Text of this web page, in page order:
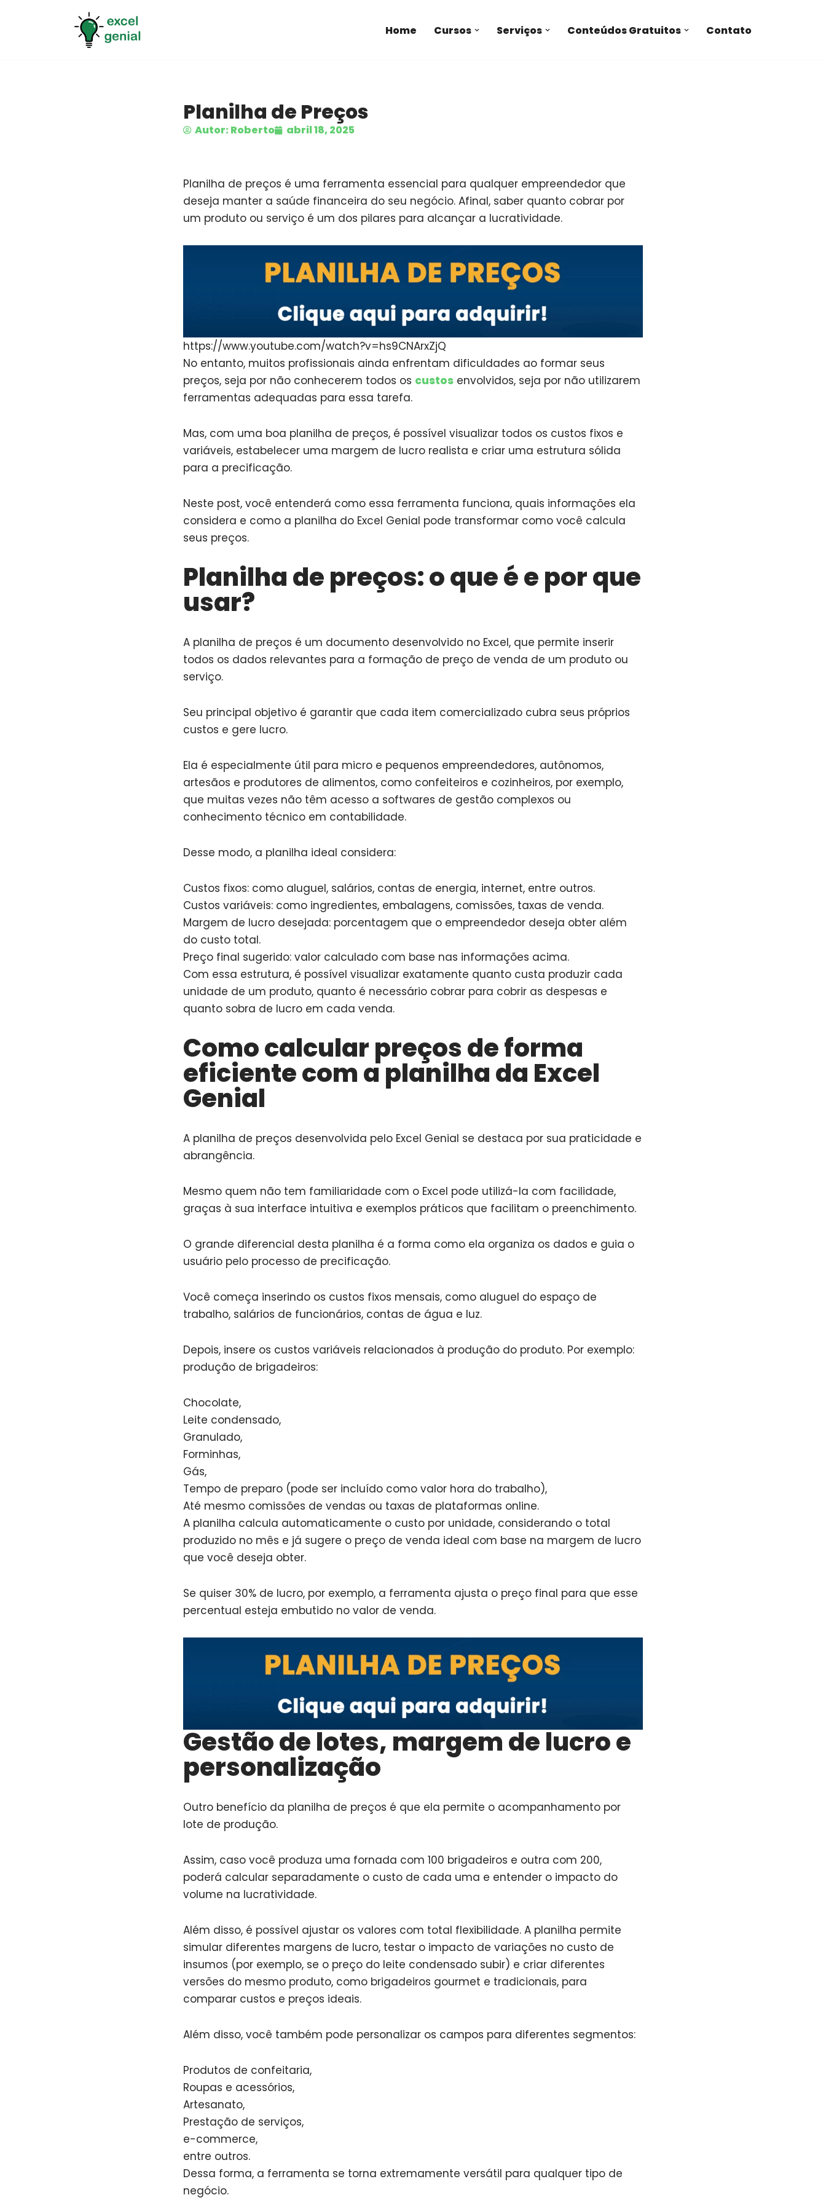
Home Cursos Serviços Conteúdos Gratuitos Contato
Planilha de Preços
Autor: Roberto abril 18, 2025
Planilha de preços é uma ferramenta essencial para qualquer empreendedor que
deseja manter a saúde financeira do seu negócio. Afinal, saber quanto cobrar por
um produto ou serviço é um dos pilares para alcançar a lucratividade.
https://www.youtube.com/watch?v=hs9CNArxZjQ
No entanto, muitos profissionais ainda enfrentam dificuldades ao formar seus
preços, seja por não conhecerem todos os custos envolvidos, seja por não utilizarem
ferramentas adequadas para essa tarefa.
Mas, com uma boa planilha de preços, é possível visualizar todos os custos fixos e
variáveis, estabelecer uma margem de lucro realista e criar uma estrutura sólida
para a precificação.
Neste post, você entenderá como essa ferramenta funciona, quais informações ela
considera e como a planilha do Excel Genial pode transformar como você calcula
seus preços.
Planilha de preços: o que é e por que
usar?
A planilha de preços é um documento desenvolvido no Excel, que permite inserir
todos os dados relevantes para a formação de preço de venda de um produto ou
serviço.
Seu principal objetivo é garantir que cada item comercializado cubra seus próprios
custos e gere lucro.
Ela é especialmente útil para micro e pequenos empreendedores, autônomos,
artesãos e produtores de alimentos, como confeiteiros e cozinheiros, por exemplo,
que muitas vezes não têm acesso a softwares de gestão complexos ou
conhecimento técnico em contabilidade.
Desse modo, a planilha ideal considera:
Custos fixos: como aluguel, salários, contas de energia, internet, entre outros.
Custos variáveis: como ingredientes, embalagens, comissões, taxas de venda.
Margem de lucro desejada: porcentagem que o empreendedor deseja obter além
do custo total.
Preço final sugerido: valor calculado com base nas informações acima.
Com essa estrutura, é possível visualizar exatamente quanto custa produzir cada
unidade de um produto, quanto é necessário cobrar para cobrir as despesas e
quanto sobra de lucro em cada venda.
Como calcular preços de forma
eficiente com a planilha da Excel
Genial
A planilha de preços desenvolvida pelo Excel Genial se destaca por sua praticidade e
abrangência.
Mesmo quem não tem familiaridade com o Excel pode utilizá-la com facilidade,
graças à sua interface intuitiva e exemplos práticos que facilitam o preenchimento.
O grande diferencial desta planilha é a forma como ela organiza os dados e guia o
usuário pelo processo de precificação.
Você começa inserindo os custos fixos mensais, como aluguel do espaço de
trabalho, salários de funcionários, contas de água e luz.
Depois, insere os custos variáveis relacionados à produção do produto. Por exemplo:
produção de brigadeiros:
Chocolate,
Leite condensado,
Granulado,
Forminhas,
Gás,
Tempo de preparo (pode ser incluído como valor hora do trabalho),
Até mesmo comissões de vendas ou taxas de plataformas online.
A planilha calcula automaticamente o custo por unidade, considerando o total
produzido no mês e já sugere o preço de venda ideal com base na margem de lucro
que você deseja obter.
Se quiser 30% de lucro, por exemplo, a ferramenta ajusta o preço final para que esse
percentual esteja embutido no valor de venda.
Gestão de lotes, margem de lucro e
personalização
Outro benefício da planilha de preços é que ela permite o acompanhamento por
lote de produção.
Assim, caso você produza uma fornada com 100 brigadeiros e outra com 200,
poderá calcular separadamente o custo de cada uma e entender o impacto do
volume na lucratividade.
Além disso, é possível ajustar os valores com total flexibilidade. A planilha permite
simular diferentes margens de lucro, testar o impacto de variações no custo de
insumos (por exemplo, se o preço do leite condensado subir) e criar diferentes
versões do mesmo produto, como brigadeiros gourmet e tradicionais, para
comparar custos e preços ideais.
Além disso, você também pode personalizar os campos para diferentes segmentos:
Produtos de confeitaria,
Roupas e acessórios,
Artesanato,
Prestação de serviços,
e-commerce,
entre outros.
Dessa forma, a ferramenta se torna extremamente versátil para qualquer tipo de
negócio.